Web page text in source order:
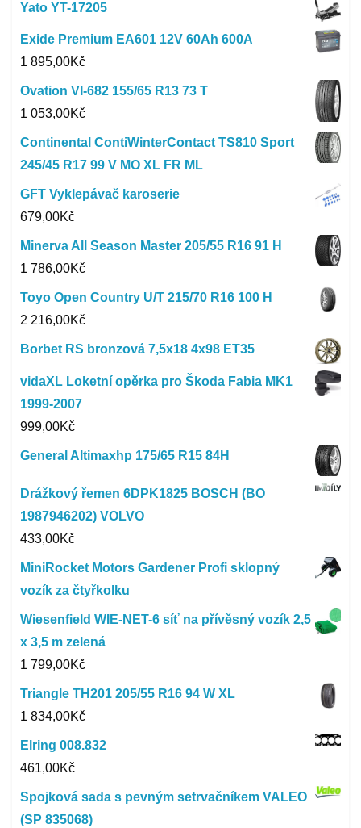
Yato YT-17205
Exide Premium EA601 12V 60Ah 600A
1 895,00Kč
Ovation VI-682 155/65 R13 73 T
1 053,00Kč
Continental ContiWinterContact TS810 Sport
245/45 R17 99 V MO XL FR ML
GFT Vyklepávač karoserie
679,00Kč
Minerva All Season Master 205/55 R16 91 H
1 786,00Kč
Toyo Open Country U/T 215/70 R16 100 H
2 216,00Kč
Borbet RS bronzová 7,5x18 4x98 ET35
vidaXL Loketní opěrka pro Škoda Fabia MK1
1999-2007
999,00Kč
General Altimaxhp 175/65 R15 84H
Drážkový řemen 6DPK1825 BOSCH (BO
1987946202) VOLVO
433,00Kč
MiniRocket Motors Gardener Profi sklopný
vozík za čtyřkolku
Wiesenfield WIE-NET-6 síť na přívěsný vozík 2,5
x 3,5 m zelená
1 799,00Kč
Triangle TH201 205/55 R16 94 W XL
1 834,00Kč
Elring 008.832
461,00Kč
Spojková sada s pevným setrvačníkem VALEO
(SP 835068)